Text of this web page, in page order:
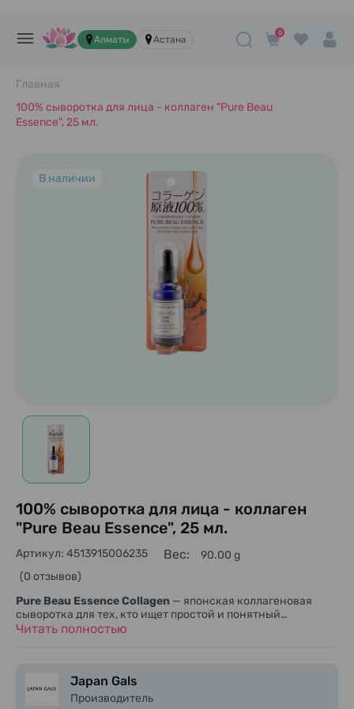
Алматы Астана
0
Главная
100% сыворотка для лица - коллаген "Pure Beau
Essence", 25 мл.
В наличии
100% сыворотка для лица - коллаген
"Pure Beau Essence", 25 мл.
(0 отзывов)
Артикул: 4513915006235 Вес: 90.00 g
Pure Beau Essence Collagen — японская коллагеновая
сыворотка для тех, кто ищет простой и понятный
увлажняющий уход без перегруженной формулы. Она
кожей лица, области вокруг глаз и губ, когда коже
требуется дополнительное увлажняющее средство с
Читать полностью
Japan Gals
Производитель